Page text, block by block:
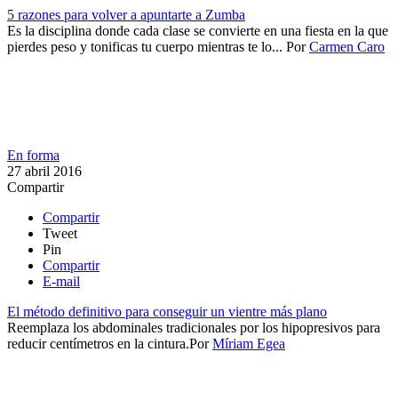
5 razones para volver a apuntarte a Zumba
Es la disciplina donde cada clase se convierte en una fiesta en la que
pierdes peso y tonificas tu cuerpo mientras te lo... PorCarmen Caro
En forma
27 abril 2016
Compartir
Compartir
Tweet
Pin
Compartir
E-mail
El método definitivo para conseguir un vientre más plano
​Reemplaza los abdominales tradicionales por los hipopresivos para
reducir centímetros en la cintura.​​PorMíriam Egea